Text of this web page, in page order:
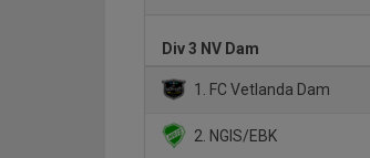
Div 3 NV Dam
1. FC Vetlanda Dam
2. NGIS/EBK